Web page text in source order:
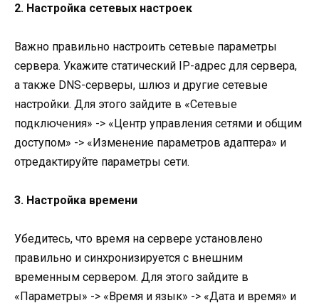
2. Настройка сетевых настроек
Важно правильно настроить сетевые параметры
сервера. Укажите статический IP-адрес для сервера,
а также DNS-серверы, шлюз и другие сетевые
настройки. Для этого зайдите в «Сетевые
подключения» -> «Центр управления сетями и общим
доступом» -> «Изменение параметров адаптера» и
отредактируйте параметры сети.
3. Настройка времени
Убедитесь, что время на сервере установлено
правильно и синхронизируется с внешним
временным сервером. Для этого зайдите в
«Параметры» -> «Время и язык» -> «Дата и время» и